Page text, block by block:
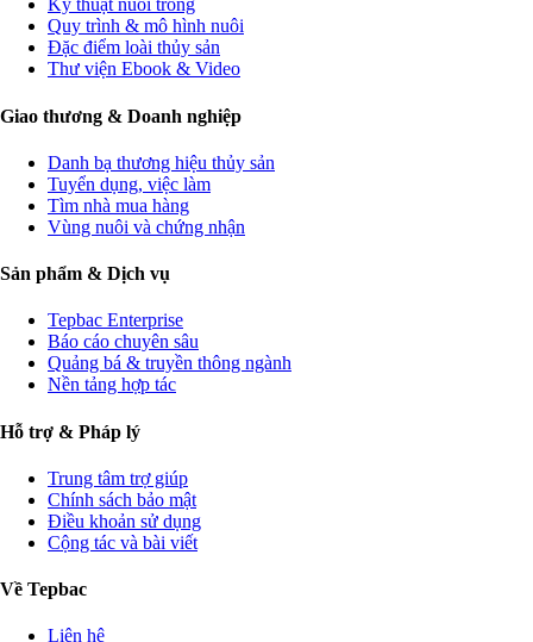
Kỹ thuật nuôi trồng
Quy trình & mô hình nuôi
Đặc điểm loài thủy sản
Thư viện Ebook & Video
Giao thương & Doanh nghiệp
Danh bạ thương hiệu thủy sản
Tuyển dụng, việc làm
Tìm nhà mua hàng
Vùng nuôi và chứng nhận
Sản phẩm & Dịch vụ
Tepbac Enterprise
Báo cáo chuyên sâu
Quảng bá & truyền thông ngành
Nền tảng hợp tác
Hỗ trợ & Pháp lý
Trung tâm trợ giúp
Chính sách bảo mật
Điều khoản sử dụng
Cộng tác và bài viết
Về Tepbac
Liên hệ